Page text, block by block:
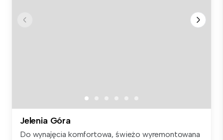
Jelenia Góra
Do wynajęcia komfortowa, świeżo wyremontowana